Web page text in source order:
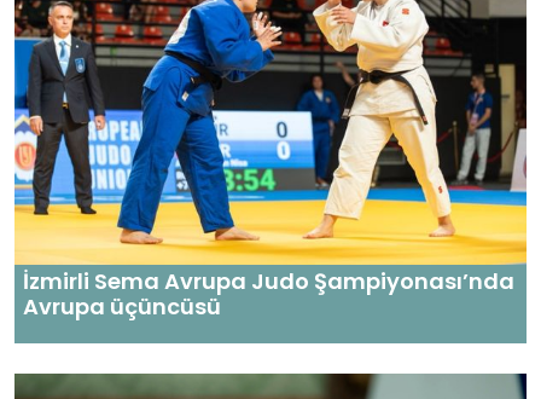
İzmirli Sema Avrupa Judo Şampiyonası’nda
Avrupa üçüncüsü